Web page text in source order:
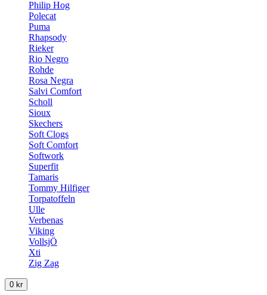
Philip Hog
Polecat
Puma
Rhapsody
Rieker
Rio Negro
Rohde
Rosa Negra
Salvi Comfort
Scholl
Sioux
Skechers
Soft Clogs
Soft Comfort
Softwork
Superfit
Tamaris
Tommy Hilfiger
Torpatoffeln
Ulle
Verbenas
Viking
VollsjÖ
Xti
Zig Zag
0 kr